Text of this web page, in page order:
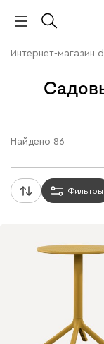
Интернет-магазин
Найдено 86
Фильтры